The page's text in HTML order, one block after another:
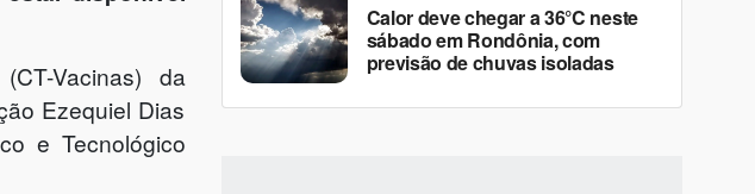
Vacinas) da
Ezequiel Dias
e Tecnológico
Calor deve chegar a 36°C neste
sábado em Rondônia, com
previsão de chuvas isoladas